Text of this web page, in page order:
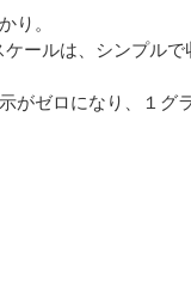
り。
ールは、シンプル
がゼロになり、１グ